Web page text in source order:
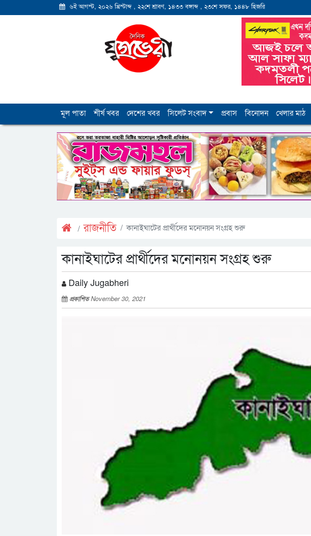
৬ই আগস্ট, ২০২৬ খ্রিস্টাব্দ , ২২শে শ্রাবণ, ১৪৩৩ বঙ্গাব্দ , ২৩শে সফর, ১৪৪৮ হিজরি
মূল পাতা শীর্ষ খবর দেশের খবর সিলেট সংবাদ প্রবাস বিনোদন খেলার মাঠ
রাজনীতি কানাইঘাটের প্রার্থীদের মনোনয়ন সংগ্রহ শুরু
কানাইঘাটের প্রার্থীদের মনোনয়ন সংগ্রহ শুরু
Daily Jugabheri
প্রকাশিতNovember 30, 2021